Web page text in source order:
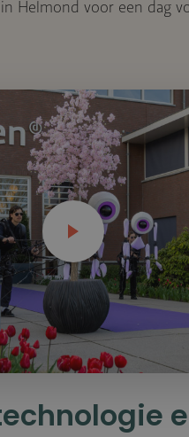
Helmond voor een dag